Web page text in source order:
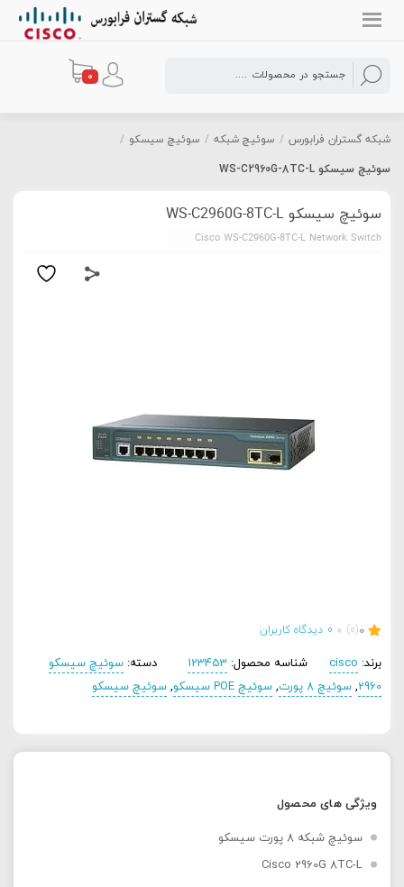
0
شبکه گستران فرابورس / سوئیچ شبکه / سوئیچ سیسکو /
سوئیچ سیسکو WS-C2960G-8TC-L
سوئیچ سیسکو WS-C2960G-8TC-L
Cisco WS-C2960G-8TC-L Network Switch
0
(0)
0 دیدگاه کاربران
برند: cisco شناسه محصول: 123453 دسته: سوئیچ سیسکو
2960
,سوئیچ 8 پورت ,سوئیچ POE سیسکو ,سوئیچ سیسکو
ویژگی های محصول
سوئیچ شبکه 8 پورت سیسکو
Cisco 2960G 8TC-L